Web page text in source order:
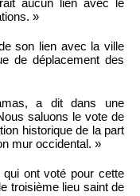
aucun lien avec le
»
son lien avec la ville
de déplacement des
a dit dans une
saluons le vote de
historique de la part
mur occidental. »
ont voté pour cette
troisième lieu saint de